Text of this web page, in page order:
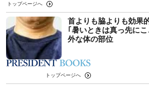
トップページへ
首よりも脇よりも効果
｢暑いときは真っ先に
外な体の部位
トップページへ